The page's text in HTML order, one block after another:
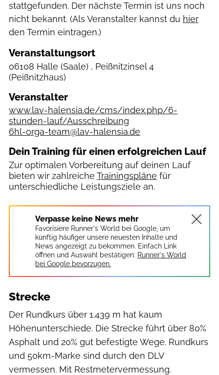
stattgefunden. Der nächste Termin ist uns noch
nicht bekannt. (Als Veranstalter kannst du hier
den Termin eintragen.)
Veranstaltungsort
06108 Halle (Saale) , Peißnitzinsel 4
(Peißnitzhaus)
Veranstalter
www.lav-halensia.de/cms/index.php/6-
stunden-lauf/Ausschreibung
6hl-orga-team@lav-halensia.de
Dein Training für einen erfolgreichen Lauf
Zur optimalen Vorbereitung auf deinen Lauf
bieten wir zahlreiche Trainingspläne für
unterschiedliche Leistungsziele an.
Verpasse keine News mehr
Favorisiere Runner's World bei Google, um
künftig häufiger unsere neuesten Inhalte und
News angezeigt zu bekommen. Einfach Link
öffnen und Auswahl bestätigen: Runner's World
bei Google bevorzugen.
Strecke
Der Rundkurs über 1.439 m hat kaum
Höhenunterschiede. Die Strecke führt über 80%
Asphalt und 20% gut befestigte Wege. Rundkurs
und 50km-Marke sind durch den DLV
vermessen. Mit Restmetervermessung.